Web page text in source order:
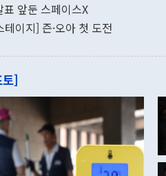
"우리의 선
관은 업무
이 9월 러시
며 "정부
은 "그것
잘랐다. 정
않았다는
사합의 복
기록했지만
로 전환됐다
는 배당수
였던 올해 3
인의 해외
각각 증가
국인의 국
감소하며
경신했다.
표 앞둔 스페이스X
테이지] 즌·오아 첫 도전
]